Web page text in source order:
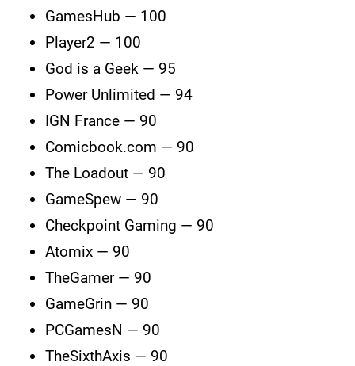
GamesHub — 100
Player2 — 100
God is a Geek — 95
Power Unlimited — 94
IGN France — 90
Comicbook.com — 90
The Loadout — 90
GameSpew — 90
Checkpoint Gaming — 90
Atomix — 90
TheGamer — 90
GameGrin — 90
PCGamesN — 90
TheSixthAxis — 90